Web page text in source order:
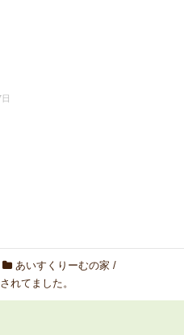
あいすくりーむの家 /
れてました。